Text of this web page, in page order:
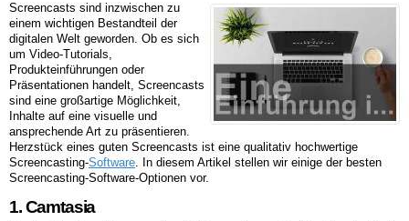
Screencasts sind inzwischen zu
einem wichtigen Bestandteil der
digitalen Welt geworden. Ob es sich
um Video-Tutorials,
Produkteinführungen oder
Präsentationen handelt, Screencasts
sind eine großartige Möglichkeit,
Inhalte auf eine visuelle und
ansprechende Art zu präsentieren.
Herzstück eines guten Screencasts ist eine qualitativ hochwertige
Screencasting-Software. In diesem Artikel stellen wir einige der besten
Screencasting-Software-Optionen vor.
1. Camtasia